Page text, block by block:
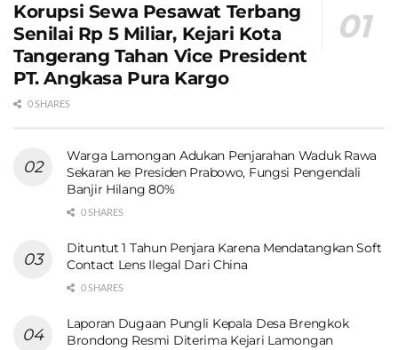
Korupsi Sewa Pesawat Terbang
Senilai Rp 5 Miliar, Kejari Kota
Tangerang Tahan Vice President
PT. Angkasa Pura Kargo
0 SHARES
Warga Lamongan Adukan Penjarahan Waduk Rawa
Sekaran ke Presiden Prabowo, Fungsi Pengendali
Banjir Hilang 80%
0 SHARES
Dituntut 1 Tahun Penjara Karena Mendatangkan Soft
Contact Lens Ilegal Dari China
0 SHARES
Laporan Dugaan Pungli Kepala Desa Brengkok
Brondong Resmi Diterima Kejari Lamongan